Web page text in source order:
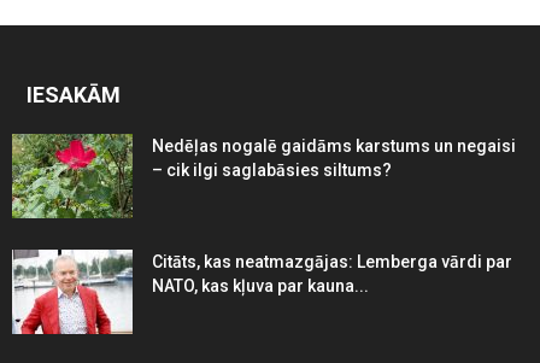
IESAKĀM
Nedēļas nogalē gaidāms karstums un negaisi
– cik ilgi saglabāsies siltums?
Citāts, kas neatmazgājas: Lemberga vārdi par
NATO, kas kļuva par kauna...